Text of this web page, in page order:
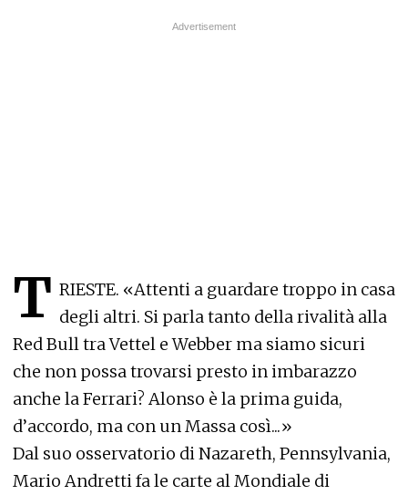
T RIESTE. «Attenti a guardare troppo in casa
degli altri. Si parla tanto della rivalità alla
Red Bull tra Vettel e Webber ma siamo sicuri
che non possa trovarsi presto in imbarazzo
anche la Ferrari? Alonso è la prima guida,
d’accordo, ma con un Massa così...»
Dal suo osservatorio di Nazareth, Pennsylvania,
Mario Andretti fa le carte al Mondiale di